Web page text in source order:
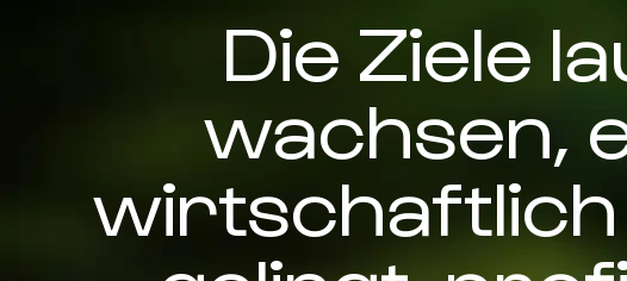
Die Ziele
wachsen,
wirtschaftlich